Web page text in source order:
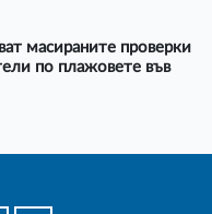
масираните проверки
по плажовете във